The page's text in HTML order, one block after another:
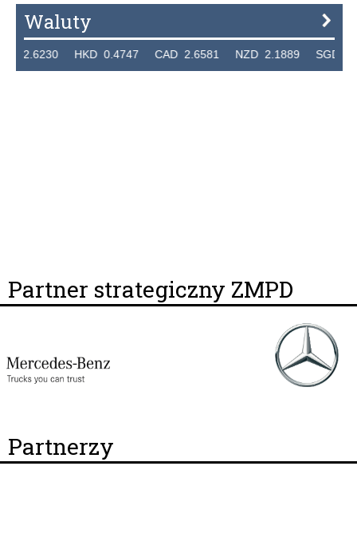
Waluty
HKD 0.4747 CAD 2.6581 NZD 2.1889 SGD
Partner strategiczny ZMPD
Partnerzy